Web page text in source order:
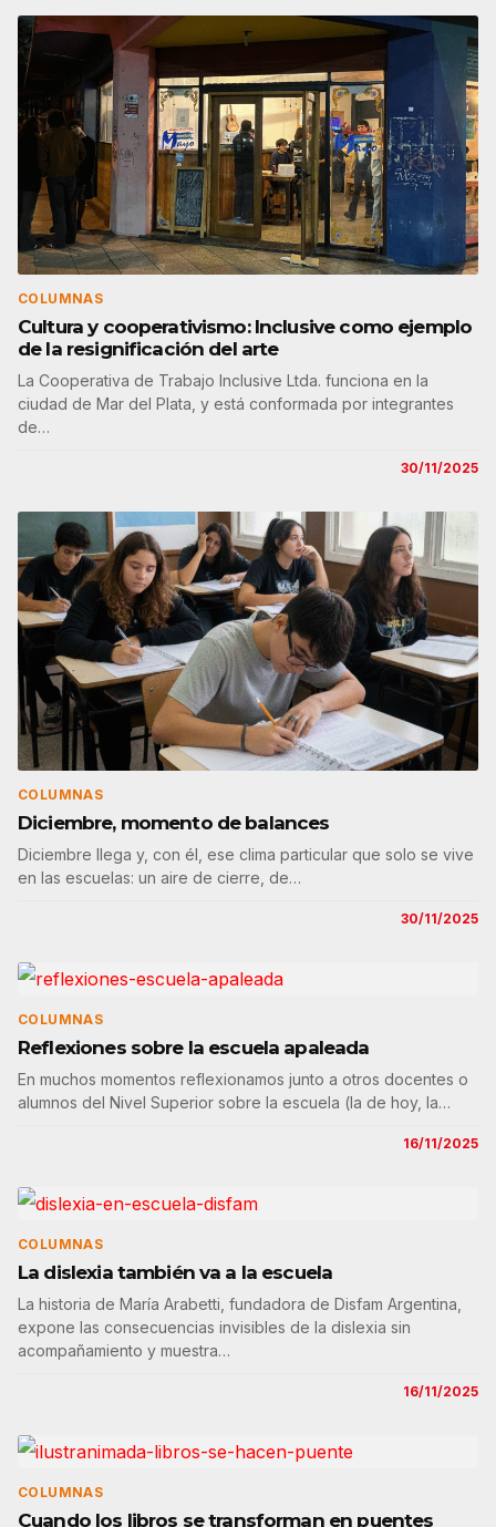
COLUMNAS
Cultura y cooperativismo: Inclusive como ejemplo
de la resignificación del arte
La Cooperativa de Trabajo Inclusive Ltda. funciona en la
ciudad de Mar del Plata, y está conformada por integrantes
de…
30/11/2025
COLUMNAS
Diciembre, momento de balances
Diciembre llega y, con él, ese clima particular que solo se vive
en las escuelas: un aire de cierre, de…
30/11/2025
COLUMNAS
Reflexiones sobre la escuela apaleada
En muchos momentos reflexionamos junto a otros docentes o
alumnos del Nivel Superior sobre la escuela (la de hoy, la…
16/11/2025
COLUMNAS
La dislexia también va a la escuela
La historia de María Arabetti, fundadora de Disfam Argentina,
expone las consecuencias invisibles de la dislexia sin
acompañamiento y muestra…
16/11/2025
COLUMNAS
Cuando los libros se transforman en puentes